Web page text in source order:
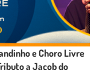
e Choro Livre
a Jacob do